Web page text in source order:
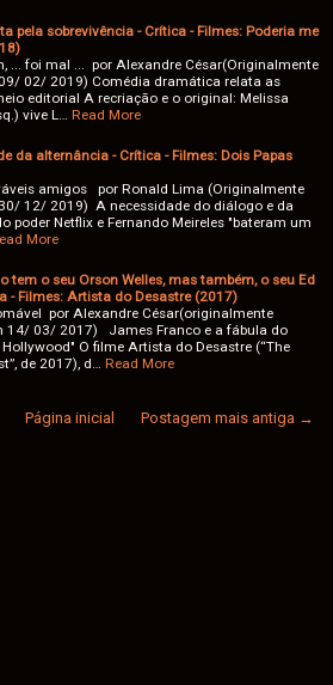
pela sobrevivência - Crítica - Filmes: Poderia me
... foi mal ... por Alexandre César(Originalmente
02/ 2019) Comédia dramática relata as
editorial A recriação e o original: Melissa
vive L…
Read More
da alternância - Crítica - Filmes: Dois Papas
amigos por Ronald Lima (Originalmente
12/ 2019) A necessidade do diálogo e da
poder Netflix e Fernando Meireles "bateram um
More
tem o seu Orson Welles, mas também, o seu Ed
- Filmes: Artista do Desastre (2017)
por Alexandre César(originalmente
14/ 03/ 2017) James Franco e a fábula do
O filme Artista do Desastre (“The
de 2017), d…
Read More
Postagem mais antiga →
Página inicial